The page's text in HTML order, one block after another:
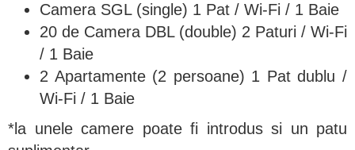
Camera SGL (single) 1 Pat / Wi-Fi / 1 Baie
20 de Camera DBL (double) 2 Paturi / Wi-Fi
/ 1 Baie
2 Apartamente (2 persoane) 1 Pat dublu /
Wi-Fi / 1 Baie
*la unele camere poate fi introdus si un patu